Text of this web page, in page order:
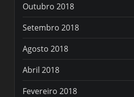
Outubro 2018
Setembro 2018
Agosto 2018
Abril 2018
Fevereiro 2018